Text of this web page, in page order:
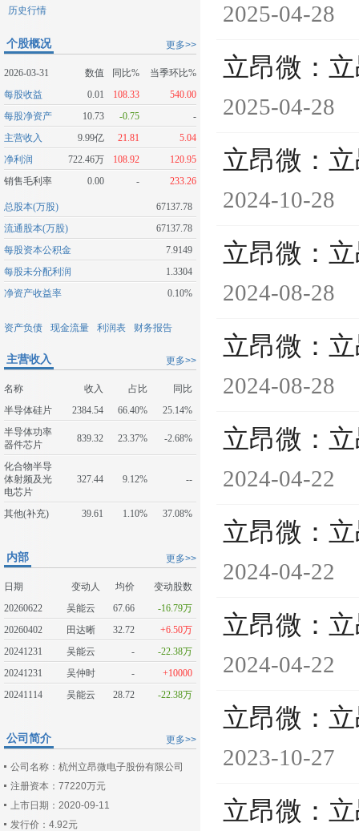
历史行情
更多>>
个股概况
2026-03-31 数值 同比%
当季环比%
每股收益
0.01 108.33
540.00
每股净资产
10.73 -0.75
-
主营收入
9.99亿 21.81
5.04
净利润
722.46万 108.92
120.95
销售毛利率
0.00 - 233.26
总股本(万股)
67137.78
流通股本(万股)
67137.78
每股资本公积金
7.9149
每股未分配利润
1.3304
净资产收益率
0.10%
资产负债 现金流量 利润表 财务报告
更多>>
主营收入
名称 收入 占比
同比
半导体硅片
2384.54 66.40%
25.14%
半导体功率
器件芯片
839.32 23.37% -2.68%
化合物半导
体射频及光
电芯片
327.44 9.12% --
其他(补充) 39.61 1.10% 37.08%
更多>>
内部
日期 变动人 均价
变动股数
20260622
吴能云 67.66
-16.79万
20260402
田达晰 32.72
+6.50万
20241231
吴能云 -
-22.38万
20241231
吴仲时 -
+10000
20241114
吴能云 28.72 -22.38万
更多>>
公司简介
公司名称：杭州立昂微电子股份有限公司
注册资本：77220万元
上市日期：2020-09-11
发行价：4.92元
2025-04-28
立昂微：
2025-04-28
立昂微：
2024-10-28
立昂微：
2024-08-28
立昂微：
2024-08-28
立昂微：
2024-04-22
立昂微：
2024-04-22
立昂微：
2024-04-22
立昂微：
2023-10-27
立昂微：